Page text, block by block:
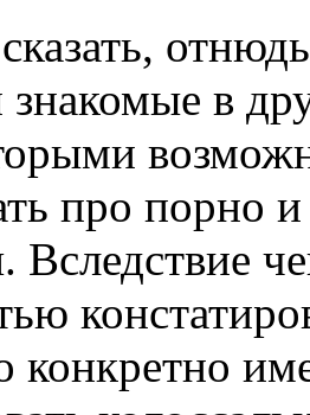
знакомые в
про порно
Вследствие
конкретно